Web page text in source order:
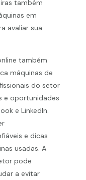
também
em
avaliar sua
também
máquinas de
do setor
e oportunidades
e LinkedIn.
e dicas
usadas. A
pode
a evitar